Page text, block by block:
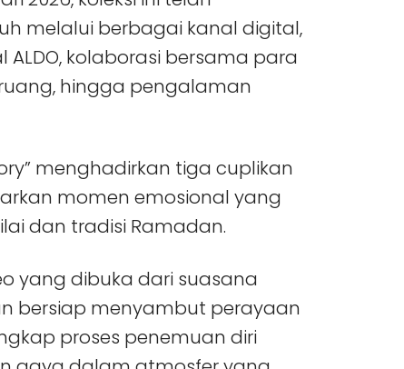
melalui berbagai kanal digital,
kolaborasi bersama para
hingga pengalaman
menghadirkan tiga cuplikan
momen emosional yang
dan tradisi Ramadan.
yang dibuka dari suasana
bersiap menyambut perayaan
proses penemuan diri